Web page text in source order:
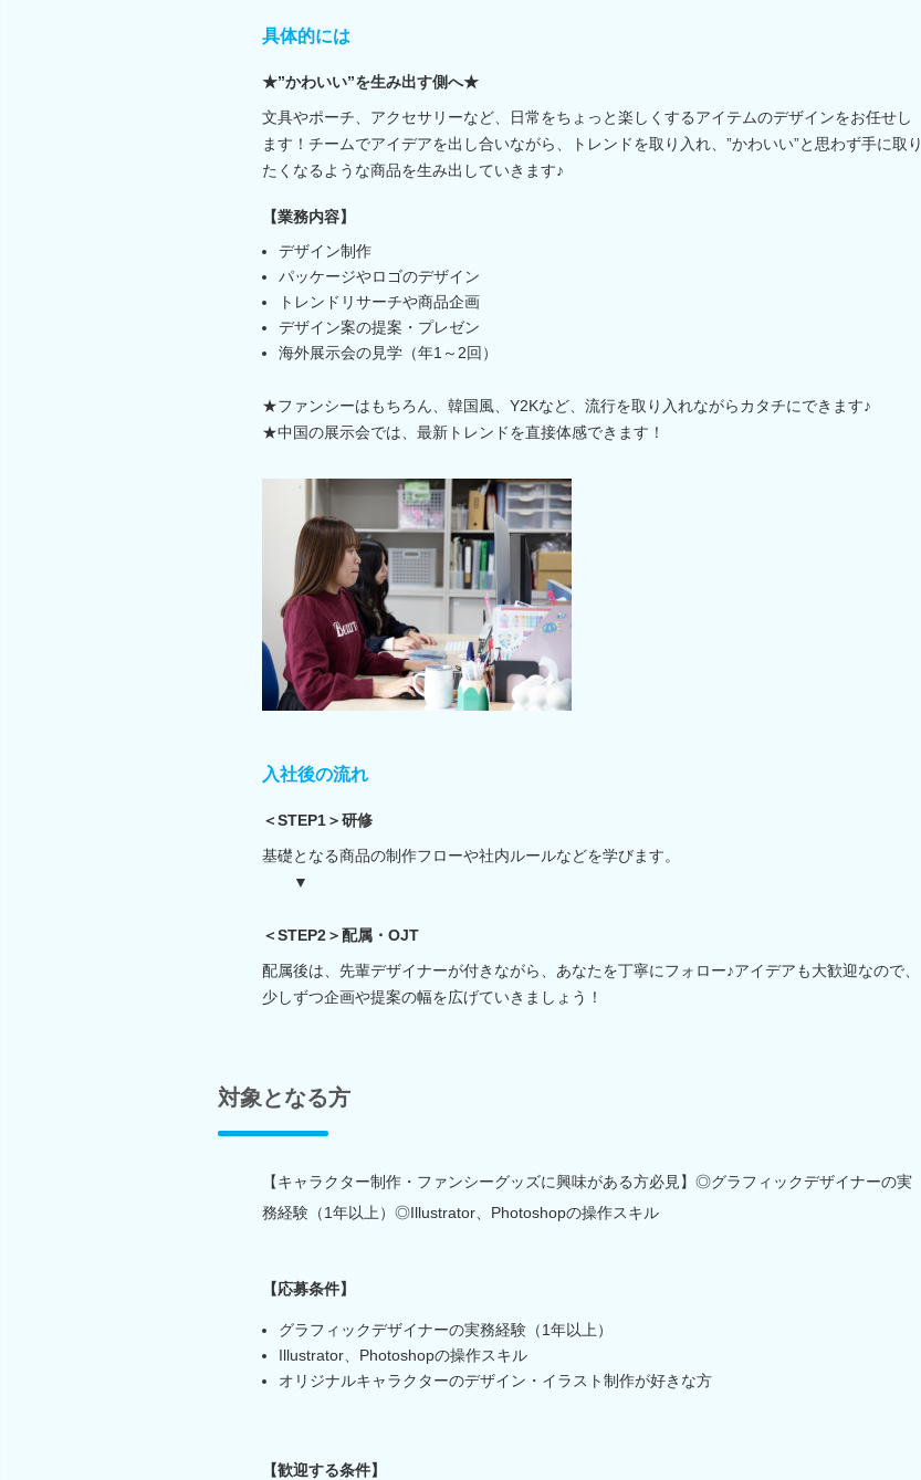
具体的には
★”かわいい”を生み出す側へ★
文具やポーチ、アクセサリーなど、日常をちょっと楽しくするアイテムのデザインをお任せし
ます！チームでアイデアを出し合いながら、トレンドを取り入れ、”かわいい”と思わず手に取り
たくなるような商品を生み出していきます♪
【業務内容】
デザイン制作
パッケージやロゴのデザイン
トレンドリサーチや商品企画
デザイン案の提案・プレゼン
海外展示会の見学（年1～2回）
★ファンシーはもちろん、韓国風、Y2Kなど、流行を取り入れながらカタチにできます♪
★中国の展示会では、最新トレンドを直接体感できます！
入社後の流れ
＜STEP1＞研修
基礎となる商品の制作フローや社内ルールなどを学びます。
▼
＜STEP2＞配属・OJT
配属後は、先輩デザイナーが付きながら、あなたを丁寧にフォロー♪アイデアも大歓迎なので、
少しずつ企画や提案の幅を広げていきましょう！
対象となる方
【キャラクター制作・ファンシーグッズに興味がある方必見】◎グラフィックデザイナーの実
務経験（1年以上）◎Illustrator、Photoshopの操作スキル
【応募条件】
グラフィックデザイナーの実務経験（1年以上）
Illustrator、Photoshopの操作スキル
オリジナルキャラクターのデザイン・イラスト制作が好きな方
【歓迎する条件】